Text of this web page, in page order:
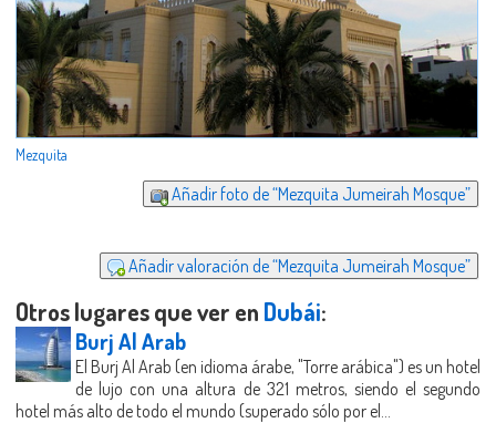
Mezquita
Añadir foto de “Mezquita Jumeirah Mosque”
Añadir valoración de “Mezquita Jumeirah Mosque”
Otros lugares que ver en Dubái:
Burj Al Arab
El Burj Al Arab (en idioma árabe, "Torre arábica") es un hotel
de lujo con una altura de 321 metros, siendo el segundo
hotel más alto de todo el mundo (superado sólo por el...